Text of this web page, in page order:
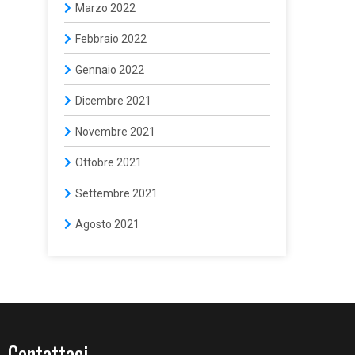
Marzo 2022
Febbraio 2022
Gennaio 2022
Dicembre 2021
Novembre 2021
Ottobre 2021
Settembre 2021
Agosto 2021